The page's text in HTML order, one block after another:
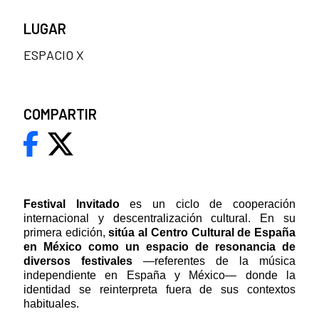
Festival Invitadoes un ciclo de cooperación
internacional y descentralización cultural. En su
primera edición,sitúa al Centro Cultural de España
en México como un espacio de resonancia de
diversos festivales —referentes de la música
independiente en España y México— donde la
identidad se reinterpreta fuera de sus contextos
habituales.
LUGAR
ESPACIO X
COMPARTIR